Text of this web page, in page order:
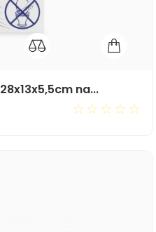
Papierové sáčky 28x13x5,5cm na...